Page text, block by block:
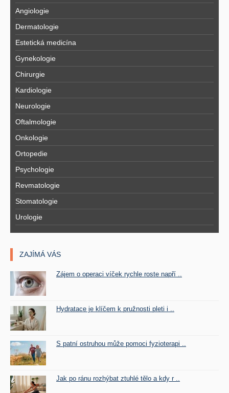
Angiologie
Dermatologie
Estetická medicína
Gynekologie
Chirurgie
Kardiologie
Neurologie
Oftalmologie
Onkologie
Ortopedie
Psychologie
Revmatologie
Stomatologie
Urologie
ZAJÍMÁ VÁS
Zájem o operaci víček rychle roste napří ..
Hydratace je klíčem k pružnosti pleti i ..
S patní ostruhou může pomoci fyzioterapi ..
Jak po ránu rozhýbat ztuhlé tělo a kdy r ..